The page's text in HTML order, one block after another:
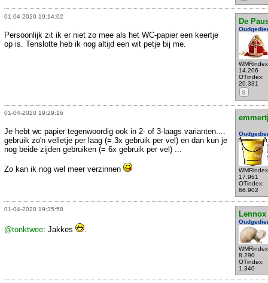
01-04-2020 19:14:02
De
14.206
OTindex:
20.331
S
Persoonlijk zit ik er niet zo mee als het WC-papier een keertje
op is. Tenslotte heb ik nog altijd een wit petje bij me.
01-04-2020 19:29:16
17.961
OTindex:
66.902
Je hebt wc papier tegenwoordig ook in 2- of 3-laags varianten....
gebruik zo'n velletje per laag (= 3x gebruik per vel) en dan kun je
nog beide zijden gebruiken (= 6x gebruik per vel) ...
Zo kan ik nog wel meer verzinnen
01-04-2020 19:35:58
Lennox
8.290
OTindex:
1.340
@tonktwee: Jakkes